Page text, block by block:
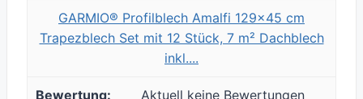
GARMIO® Profilblech Amalfi 129x45 cm
Trapezblech Set mit 12 Stück, 7 m² Dachblech
inkl....
Aktuell keine Bewertungen